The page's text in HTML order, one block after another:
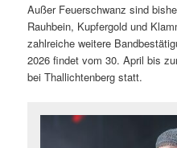
Außer Feuerschwanz sind
Rauhbein, Kupfergold und
zahlreiche weitere
2026 findet vom 30. April bis
bei Thallichtenberg statt.